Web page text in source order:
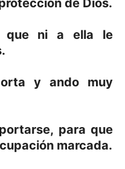
de Dios.
que ni a ella le
y ando muy
para que
marcada.